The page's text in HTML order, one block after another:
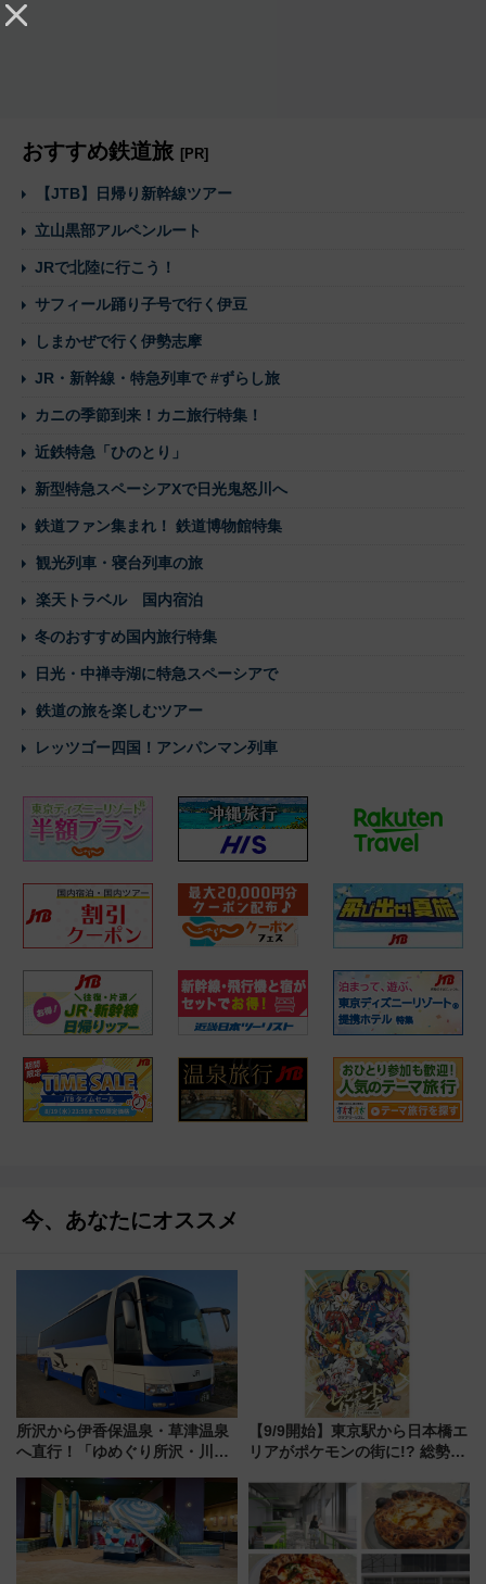
おすすめ鉄道旅 [PR]
【JTB】日帰り新幹線ツアー
立山黒部アルペンルート
JRで北陸に行こう！
サフィール踊り子号で行く伊豆
しまかぜで行く伊勢志摩
JR・新幹線・特急列車で #ずらし旅
カニの季節到来！カニ旅行特集！
近鉄特急「ひのとり」
新型特急スペーシアXで日光鬼怒川へ
鉄道ファン集まれ！ 鉄道博物館特集
観光列車・寝台列車の旅
楽天トラベル 国内宿泊
冬のおすすめ国内旅行特集
日光・中禅寺湖に特急スペーシアで
鉄道の旅を楽しむツアー
レッツゴー四国！アンパンマン列車
今、あなたにオススメ
所沢から伊香保温泉・草津温泉
へ直行！「ゆめぐり所沢・川越
軽に 運行ダイヤ・運賃を解説
【9/9開始】東京駅から日本橋エ
リアがポケモンの街に!? 総勢
リサーチ」本格謎解き・グッズ
情報まとめ